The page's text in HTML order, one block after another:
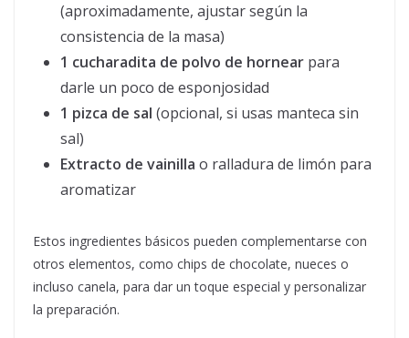
(aproximadamente, ajustar según la
consistencia de la masa)
1 cucharadita de polvo de hornear para
darle un poco de esponjosidad
1 pizca de sal (opcional, si usas manteca sin
sal)
Extracto de vainilla o ralladura de limón para
aromatizar
Estos ingredientes básicos pueden complementarse con
otros elementos, como chips de chocolate, nueces o
incluso canela, para dar un toque especial y personalizar
la preparación.